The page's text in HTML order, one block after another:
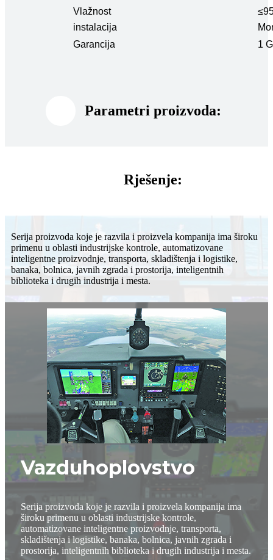
Vlažnost
instalacija
Garancija
1
Parametri proizvoda:
Rješenje:
Serija proizvoda koje je razvila i proizvela kompanija ima široku
primenu u oblasti industrijske kontrole, automatizovane
inteligentne proizvodnje, transporta, skladištenja i logistike,
banaka, bolnica, javnih zgrada i prostorija, inteligentnih
biblioteka i drugih industrija i mesta.
Vazduhoplovstvo
Serija proizvoda koje je razvila i proizvela kompanija ima
široku primenu u oblasti industrijske kontrole,
automatizovane inteligentne proizvodnje, transporta,
skladištenja i logistike, banaka, bolnica, javnih zgrada i
prostorija, inteligentnih biblioteka i drugih industrija i mesta.